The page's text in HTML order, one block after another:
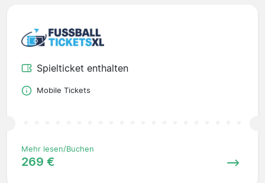
Spielticket enthalten
Mobile Tickets
Mehr lesen/Buchen
269 €